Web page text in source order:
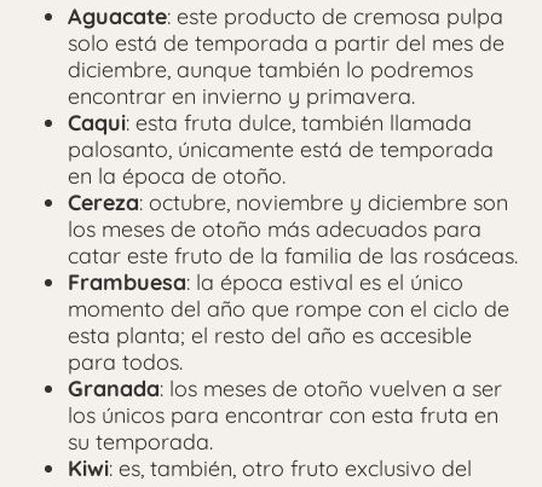
Aguacate: este producto de cremosa pulpa
solo está de temporada a partir del mes de
diciembre, aunque también lo podremos
encontrar en invierno y primavera.
Caqui: esta fruta dulce, también llamada
palosanto, únicamente está de temporada
en la época de otoño.
Cereza: octubre, noviembre y diciembre son
los meses de otoño más adecuados para
catar este fruto de la familia de las rosáceas.
Frambuesa: la época estival es el único
momento del año que rompe con el ciclo de
esta planta; el resto del año es accesible
para todos.
Granada: los meses de otoño vuelven a ser
los únicos para encontrar con esta fruta en
su temporada.
Kiwi: es, también, otro fruto exclusivo del